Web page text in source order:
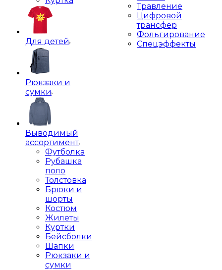
Для детей
Рюкзаки и
сумки
Выводимый
ассортимент
Футболка
Рубашка
поло
Толстовка
Брюки и
шорты
Костюм
Жилеты
Куртки
Бейсболки
Шапки
Рюкзаки и
сумки
Травление
Цифровой
трансфер
Фольгирование
Спецэффекты